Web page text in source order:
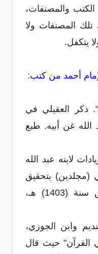
والمصنفات،
المصنفات ولا
يتكفل.
أحمد من كتب:
ذكر العقيلي في
الله غن أبيه. طبع
لابنه عبد الله
(مجلدين) بتحقيق
وصي الله بن محمد عباس سنة (1403) هـ،
وابن الجوزي،
القرآن" حيث قال